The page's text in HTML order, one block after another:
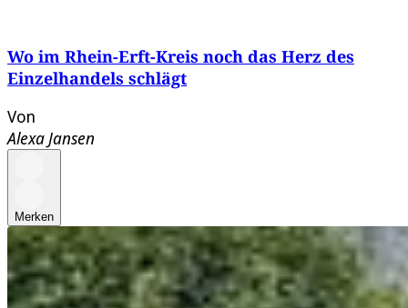
Wo im Rhein-Erft-Kreis noch das Herz des
Einzelhandels schlägt
Von
Alexa Jansen
Merken